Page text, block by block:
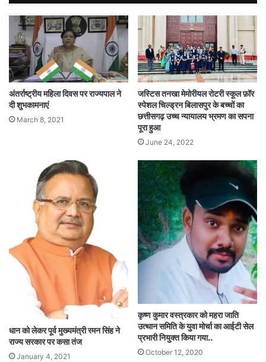
अंतर्राष्ट्रीय महिला दिवस पर राज्यपाल ने
दी शुभकामनाएं
March 8, 2021
जस्टिस तनखा मेमोरीयल रोटरी स्कूल फ़ॉर
स्पेशल चिल्ड्रन बिलासपुर के बच्चों का
छत्तीसगढ़ उच्च न्यायालय भ्रमण का सपना
पूरा हुआ
June 24, 2022
धान को लेकर पूर्व मुख्यमंत्री रमन सिंह ने
राज्य सरकार पर कसा तंज
January 4, 2021
कृष्ण कुमार वस्त्रकार को महरा जाति
उत्थान समिति के युवा मोर्चा का आईटी सेल
प्रभारी नियुक्त किया गया..
October 12, 2020